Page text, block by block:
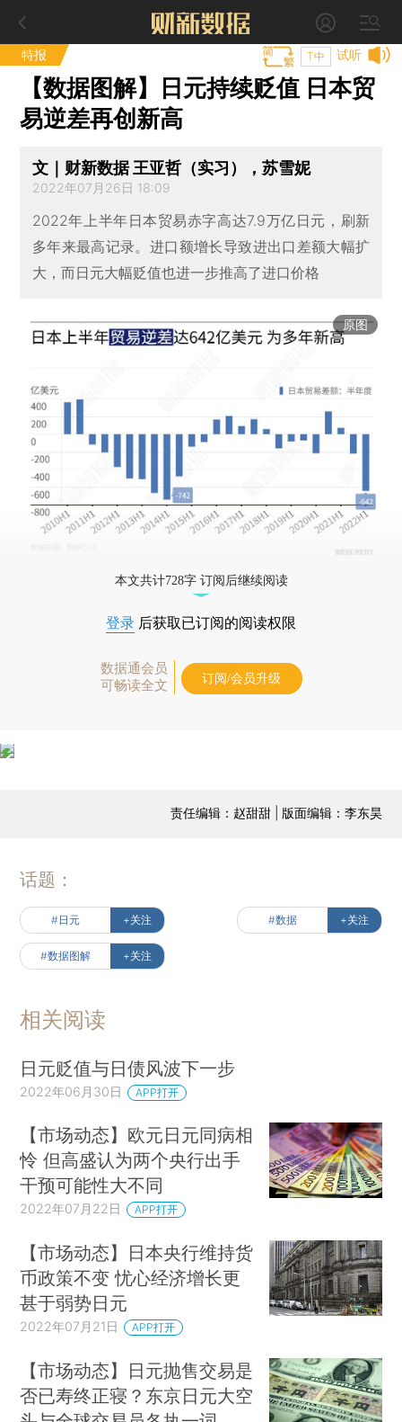
特报 试听
T中
【数据图解】日元持续贬值 日本贸
易逆差再创新高
文｜财新数据 王亚哲（实习），苏雪妮
2022年07月26日 18:09
2022年上半年日本贸易赤字高达7.9万亿日元，刷新
多年来最高记录。进口额增长导致进出口差额大幅扩
大，而日元大幅贬值也进一步推高了进口价格
原图
本文共计728字 订阅后继续阅读
登录 后获取已订阅的阅读权限
数据通会员
可畅读全文
订阅/会员升级
责任编辑：赵甜甜 | 版面编辑：李东昊
话题：
#日元 +关注 #数据 +关注
#数据图解 +关注
相关阅读
日元贬值与日债风波下一步
2022年06月30日 APP打开
【市场动态】欧元日元同病相
怜 但高盛认为两个央行出手
干预可能性大不同
2022年07月22日 APP打开
【市场动态】日本央行维持货
币政策不变 忧心经济增长更
甚于弱势日元
2022年07月21日 APP打开
【市场动态】日元抛售交易是
否已寿终正寝？东京日元大空